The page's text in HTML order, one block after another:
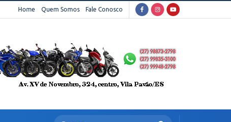
Home Quem Somos Fale Conosco